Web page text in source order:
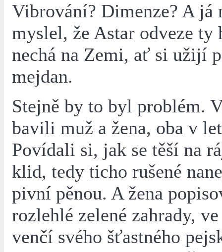
Vibrování? Dimenze? A já
myslel, že Astar odveze ty
nechá na Zemi, ať si užijí
mejdan.
Stejně by to byl problém.
bavili muž a žena, oba v
Povídali si, jak se těší na
klid, tedy ticho rušené
pivní pěnou. A žena
rozlehlé zelené zahrady,
venčí svého šťastného